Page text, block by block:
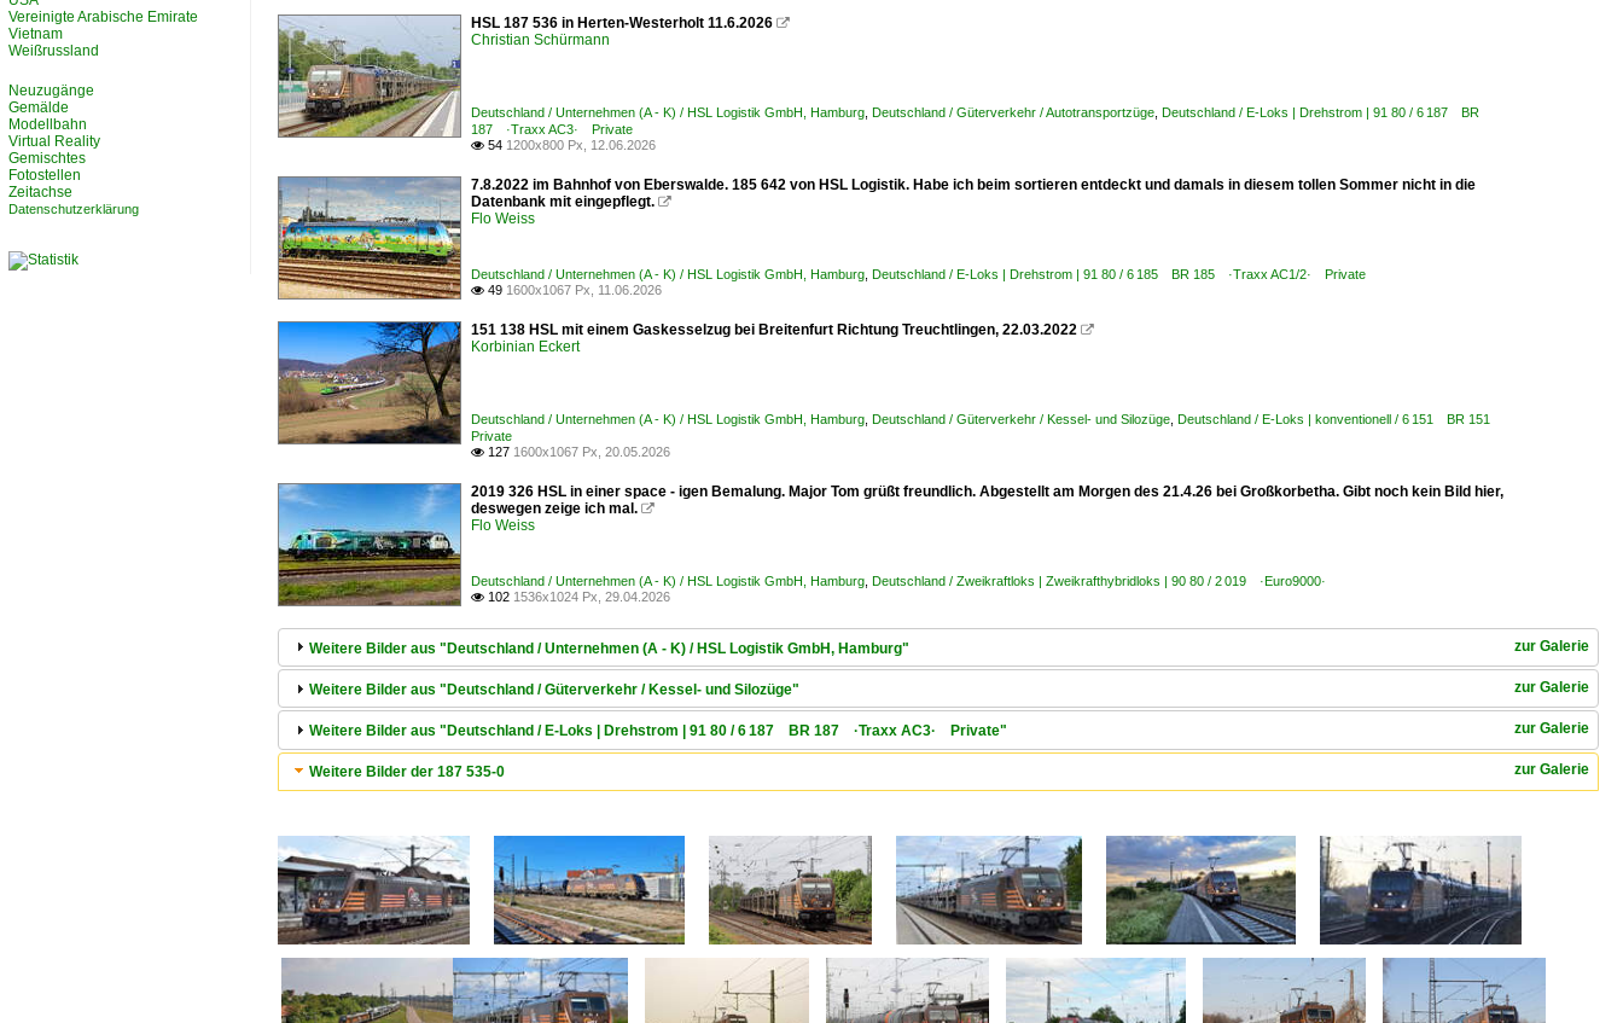
HSL 187 536 in Herten-Westerholt 11.6.2026 
Christian Schürmann
Deutschland / Unternehmen (A - K) / HSL Logistik GmbH, Hamburg Deutschland / Güterverkehr / Autotransportzüge Deutschland / E-Loks | Drehstrom | 91 80 / 6 187 BR
187 ·Traxx AC3· Private
 54 1200x800 Px, 12.06.2026
7.8.2022 im Bahnhof von Eberswalde. 185 642 von HSL Logistik. Habe ich beim sortieren entdeckt und damals in diesem tollen Sommer nicht in die
Datenbank mit eingepflegt. 
Flo Weiss
Deutschland / Unternehmen (A - K) / HSL Logistik GmbH, Hamburg Deutschland / E-Loks | Drehstrom | 91 80 / 6 185 BR 185 ·Traxx AC1/2· Private
 49 1600x1067 Px, 11.06.2026
151 138 HSL mit einem Gaskesselzug bei Breitenfurt Richtung Treuchtlingen, 22.03.2022 
Korbinian Eckert
Deutschland / Unternehmen (A - K) / HSL Logistik GmbH, Hamburg Deutschland / Güterverkehr / Kessel- und Silozüge Deutschland / E-Loks | konventionell / 6 151 BR 151
Private
 127 1600x1067 Px, 20.05.2026
2019 326 HSL in einer space - igen Bemalung. Major Tom grüßt freundlich. Abgestellt am Morgen des 21.4.26 bei Großkorbetha. Gibt noch kein Bild hier,
deswegen zeige ich mal. 
Flo Weiss
Deutschland / Unternehmen (A - K) / HSL Logistik GmbH, Hamburg Deutschland / Zweikraftloks | Zweikrafthybridloks | 90 80 / 2 019 ·Euro9000·
 102 1536x1024 Px, 29.04.2026
zur Galerie
Weitere Bilder aus "Deutschland / Unternehmen (A - K) / HSL Logistik GmbH, Hamburg"
zur Galerie
Weitere Bilder aus "Deutschland / Güterverkehr / Kessel- und Silozüge"
zur Galerie
Weitere Bilder aus "Deutschland / E-Loks | Drehstrom | 91 80 / 6 187 BR 187 ·Traxx AC3· Private"
zur Galerie
Weitere Bilder der 187 535-0
Vereinigte Arabische Emirate
Vietnam
Weißrussland
Neuzugänge
Gemälde
Modellbahn
Virtual Reality
Gemischtes
Fotostellen
Zeitachse
Datenschutzerklärung